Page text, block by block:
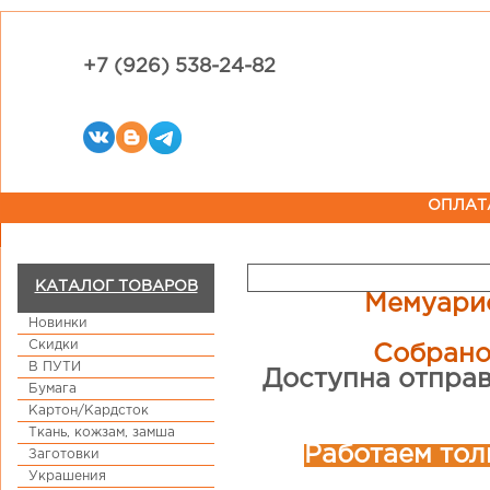
+7 (926) 538-24-82
КАТАЛОГ ТОВАРОВ
Новинки
Скидки
В ПУТИ
Бумага
Картон/Кардсток
Ткань, кожзам, замша
Заготовки
Украшения
Доступна
Работаем